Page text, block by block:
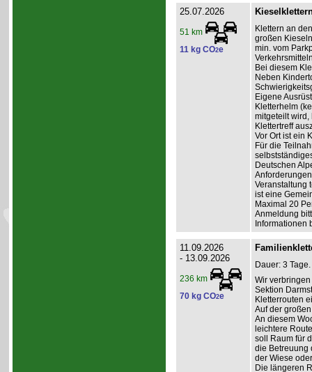
25.07.2026
51 km
11 kg CO2e
Klettern an
großen
min. vom
Bei diesem
Neben
Eigene
Kletterhelm
mitgeteilt wird,
Klettertreff
Vor Ort ist ein
Für die
Deutschen
Veranstaltung
ist eine
Maximal 20
Anmeldung
Informationen
11.09.2026
- 13.09.2026
236 km
70 kg CO2e
Dauer: 3 Tage.
Wir
Sektion
Kletterrouten
Auf der
An diesem
leichtere
soll Raum für
die Betreuung
der Wiese
Die längeren